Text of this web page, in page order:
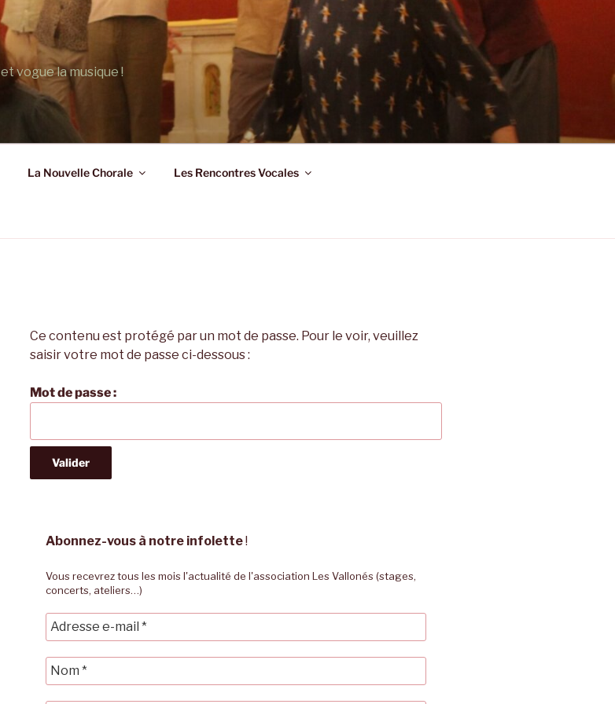
et vogue la musique !
La Nouvelle Chorale Les Rencontres Vocales
Ce contenu est protégé par un mot de passe. Pour le voir, veuillez
saisir votre mot de passe ci-dessous :
Mot de passe :
Abonnez-vous à notre infolette!
Vous recevrez tous les mois l'actualité de l'association Les Vallonés (stages,
concerts, ateliers…)